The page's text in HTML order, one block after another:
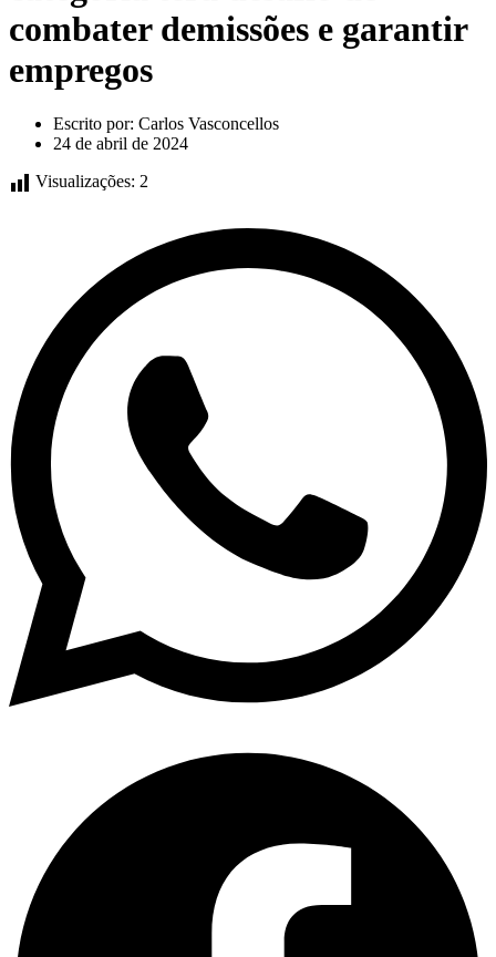
combater demissões e garantir
empregos
Escrito por: Carlos Vasconcellos
24 de abril de 2024
Visualizações: 2